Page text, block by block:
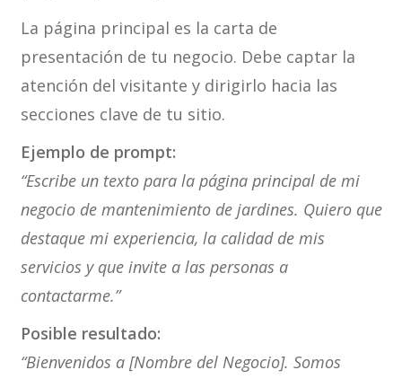
La página principal es la carta de
presentación de tu negocio. Debe captar la
atención del visitante y dirigirlo hacia las
secciones clave de tu sitio.
Ejemplo de prompt:
“Escribe un texto para la página principal de mi
negocio de mantenimiento de jardines. Quiero que
destaque mi experiencia, la calidad de mis
servicios y que invite a las personas a
contactarme.”
Posible resultado:
“Bienvenidos a [Nombre del Negocio]. Somos